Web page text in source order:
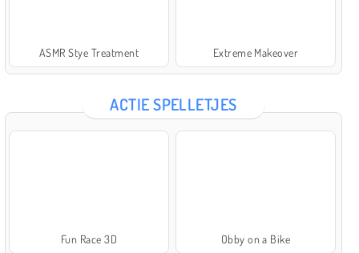
ASMR Stye Treatment Extreme Makeover
ACTIE SPELLETJES
Fun Race 3D Obby on a Bike